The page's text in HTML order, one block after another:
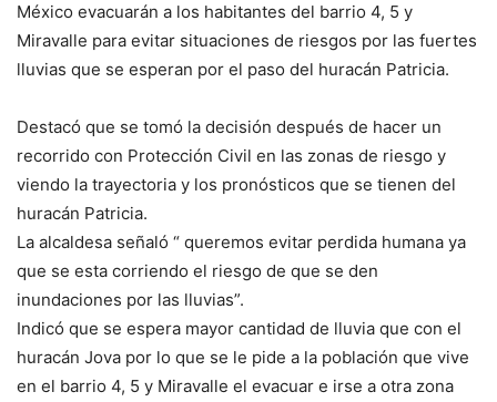
México evacuarán a los habitantes del barrio 4, 5 y
Miravalle para evitar situaciones de riesgos por las fuertes
lluvias que se esperan por el paso del huracán Patricia.
Destacó que se tomó la decisión después de hacer un
recorrido con Protección Civil en las zonas de riesgo y
viendo la trayectoria y los pronósticos que se tienen del
huracán Patricia.
La alcaldesa señaló “ queremos evitar perdida humana ya
que se esta corriendo el riesgo de que se den
inundaciones por las lluvias”.
Indicó que se espera mayor cantidad de lluvia que con el
huracán Jova por lo que se le pide a la población que vive
en el barrio 4, 5 y Miravalle el evacuar e irse a otra zona